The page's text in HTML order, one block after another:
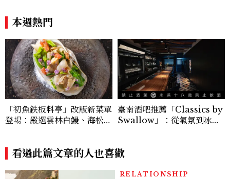
怎麼做
本週熱門
「初魚鉄板料亭」改版新菜單
登場：嚴選雲林白鰻、海松貝
臺南酒吧推薦「Classics by
Swallow」：從氣氛到冰
看過此篇文章的人也喜歡
RELATIONSHIP